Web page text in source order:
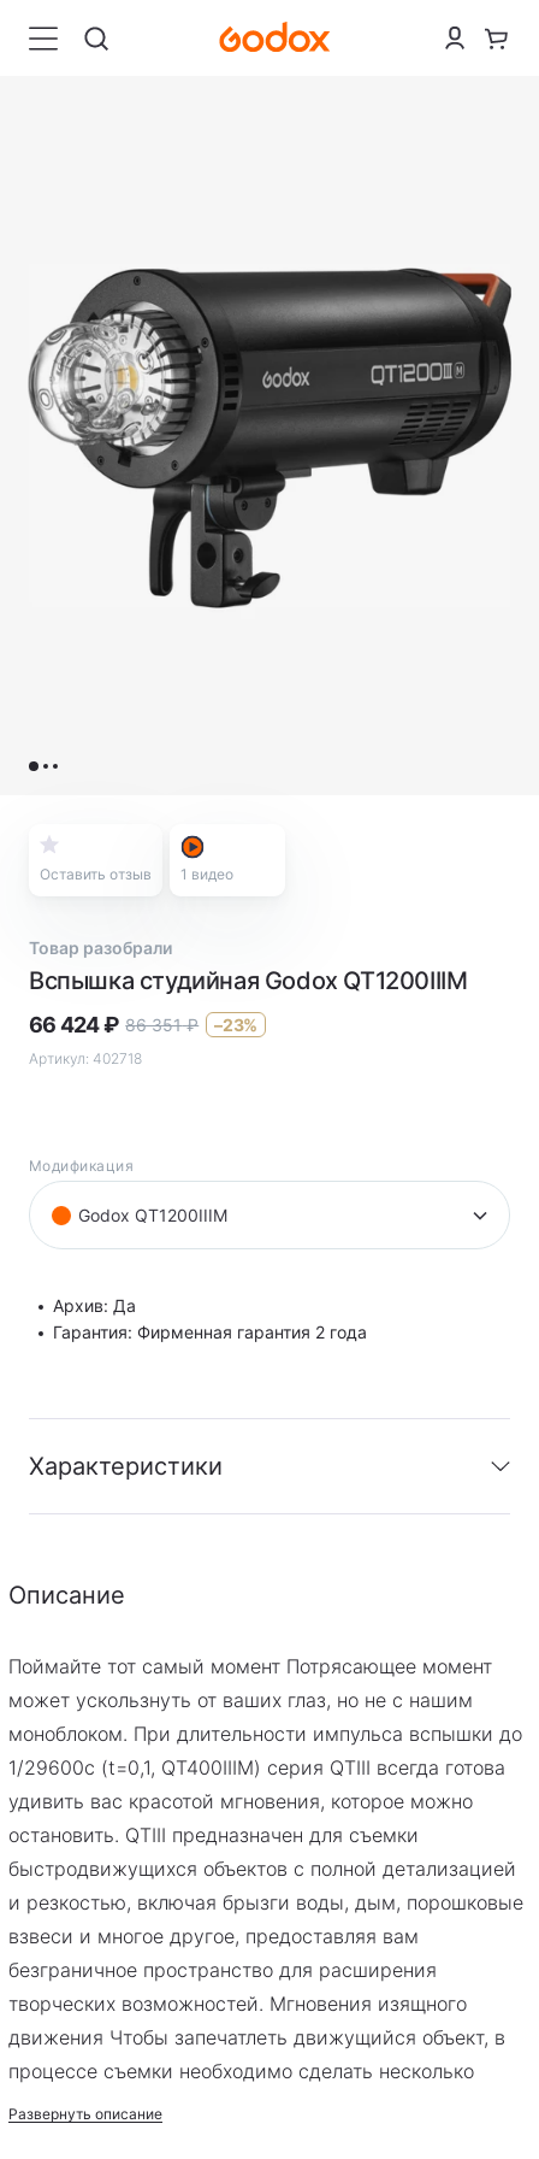
Оставить отзыв 1 видео
Товар разобрали
Вспышка студийная Godox QT1200IIIM
66 424₽ 86 351 ₽ –23%
Артикул: 402718
Модификация
Godox QT1200IIIM
Архив: Да
Гарантия: Фирменная гарантия 2 года
Характеристики
Гарантия:
Описание
Поймайте тот самый момент Потрясающее момент
может ускользнуть от ваших глаз, но не с нашим
моноблоком. При длительности импульса вспышки до
1/29600с (t=0,1, QT400IIIM) серия QTIII всегда готова
удивить вас красотой мгновения, которое можно
остановить. QTIII предназначен для съемки
быстродвижущихся объектов с полной детализацией
и резкостью, включая брызги воды, дым, порошковые
взвеси и многое другое, предоставляя вам
безграничное пространство для расширения
творческих возможностей. Мгновения изящного
движения Чтобы запечатлеть движущийся объект, в
процессе съемки необходимо сделать несколько
кадров. Благодаря короткому времени перезарядки
Развернуть описание